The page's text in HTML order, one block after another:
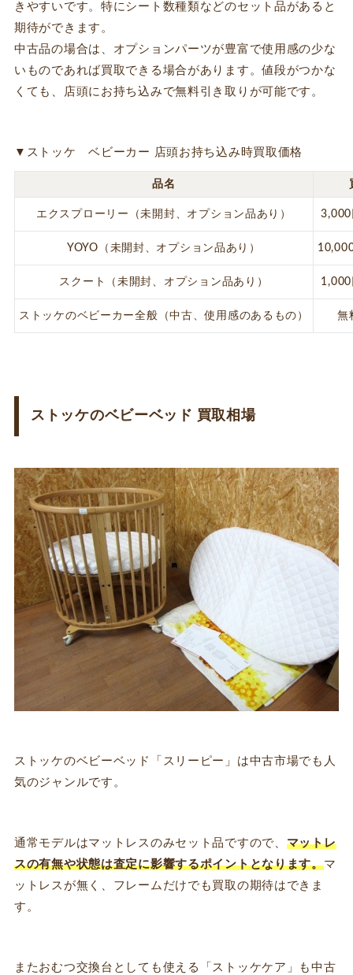
きやすいです。特にシート数種類などのセット品があると
期待ができます。
中古品の場合は、オプションパーツが豊富で使用感の少な
いものであれば買取できる場合があります。値段がつかな
くても、店頭にお持ち込みで無料引き取りが可能です。
▼ストッケ ベビーカー 店頭お持ち込み時買取価格
品名
エクスプローリー（未開封、オプション品あり）
YOYO（未開封、オプション品あり）
スクート（未開封、オプション品あり）
ストッケのベビーカー全般（中古、使用感のあるもの） 無
ストッケのベビーベッド 買取相場
ストッケのベビーベッド「スリーピー」は中古市場でも人
気のジャンルです。
通常モデルはマットレスのみセット品ですので、 マットレ
スの有無や状態は査定に影響するポイントとなります。マ
ットレスが無く、フレームだけでも買取の期待はできま
す。
またおむつ交換台としても使える「ストッケケア」も中古